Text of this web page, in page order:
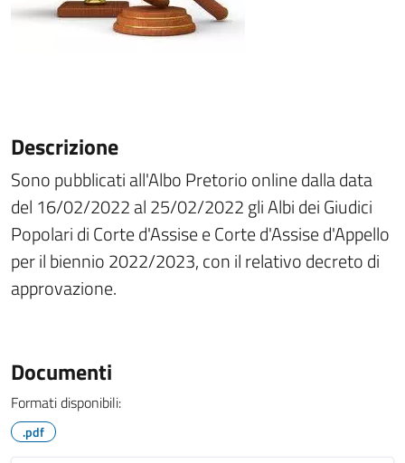
Descrizione
Sono pubblicati all'Albo Pretorio online dalla data
del 16/02/2022 al 25/02/2022 gli Albi dei Giudici
Popolari di Corte d'Assise e Corte d'Assise d'Appello
per il biennio 2022/2023, con il relativo decreto di
approvazione.
Documenti
Formati disponibili:
.pdf